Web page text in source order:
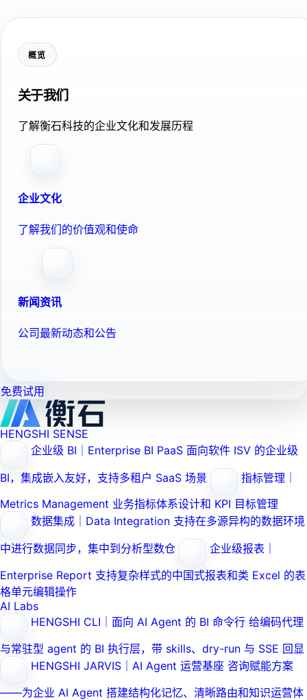
概览
关于我们
了解衡石科技的企业文化和发展历程
企业文化
了解我们的价值观和使命
新闻资讯
公司最新动态和公告
免费试用
HENGSHI SENSE
企业级 BI｜Enterprise BI PaaS 面向软件 ISV 的企业级
BI，集成嵌入友好，支持多租户 SaaS 场景
指标管理｜
Metrics Management 业务指标体系设计和 KPI 目标管理
数据集成｜Data Integration 支持在多源异构的数据环境
中进行数据同步，集中到分析型数仓
企业级报表｜
Enterprise Report 支持复杂样式的中国式报表和类 Excel 的表
格单元编辑操作
AI Labs
HENGSHI CLI｜面向 AI Agent 的 BI 命令行 给编码代理
与常驻型 agent 的 BI 执行层，带 skills、dry-run 与 SSE 回显
HENGSHI JARVIS｜AI Agent 运营基座 咨询赋能方案
——为企业 AI Agent 搭建结构化记忆、清晰路由和知识运营体